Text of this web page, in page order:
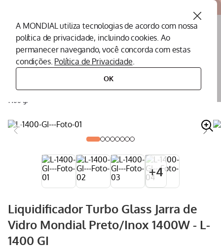
A MONDIAL utiliza tecnologias de acordo com nossa
política de privacidade, incluindo cookies. Ao
permanecer navegando, você concorda com estas
condições. Política de Privacidade.
OK
O que você procura?
eletroportáteis para cozinha
1400 gi
+4
Liquidificador Turbo Glass Jarra de
Vidro Mondial Preto/Inox 1400W - L-
1400 GI
Liquidificador
Secador
8 Panela Elétrica
9 º Aspirador